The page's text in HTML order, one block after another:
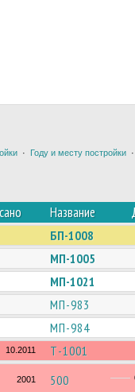
· Году и месту постройки
Название
БП-1008
МП-1005
МП-1021
МП-983
МП-984
10.2011 Т-1001
2001 500